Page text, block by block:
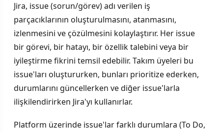
Jira, issue (sorun/görev) adı verilen iş
parçacıklarının oluşturulmasını, atanmasını,
izlenmesini ve çözülmesini kolaylaştırır. Her issue
bir görevi, bir hatayı, bir özellik talebini veya bir
iyileştirme fikrini temsil edebilir. Takım üyeleri bu
issue'ları oluştururken, bunları prioritize ederken,
durumlarını güncellerken ve diğer issue'larla
ilişkilendirirken Jira'yı kullanırlar.
Platform üzerinde issue'lar farklı durumlara (To Do,